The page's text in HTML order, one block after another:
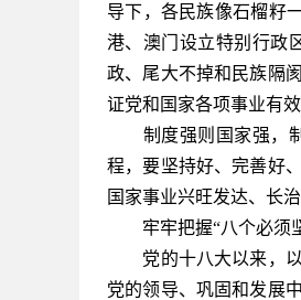
导下，各民族像石榴籽
港、澳门设立特别行政
政、尾大不掉和民族隔
证党和国家各项事业有效
制度强则国家强，制
程，要坚持好、完善好
国家事业兴旺发达、长治
牢牢把握“八个必须
党的十八大以来，以
党的领导、巩固和发展